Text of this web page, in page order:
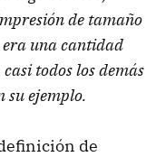
de tamaño
era una cantidad
todos los demás
su ejemplo.
de